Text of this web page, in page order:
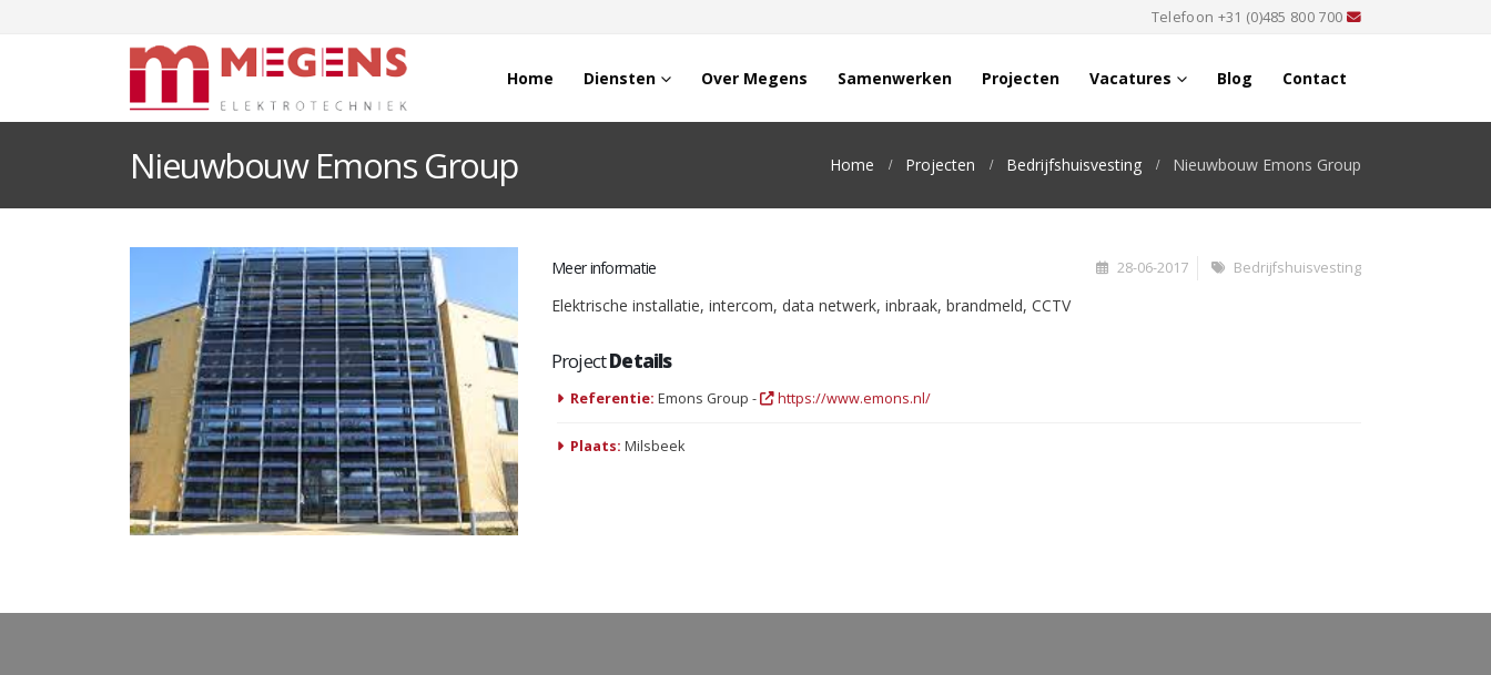
Telefoon +31 (0)485 800 700
Home Diensten Over Megens Samenwerken Projecten Vacatures Blog Contact
Nieuwbouw Emons Group Home Projecten Bedrijfshuisvesting Nieuwbouw Emons Group
28-06-2017 Bedrijfshuisvesting
Meer informatie
Elektrische installatie, intercom, data netwerk, inbraak, brandmeld, CCTV
ProjectDetails
Referentie: Emons Group - https://www.emons.nl/
Plaats: Milsbeek